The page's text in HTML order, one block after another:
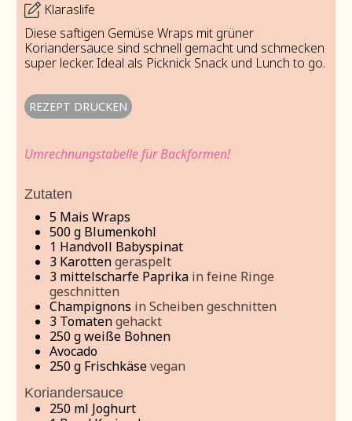
Klaraslife
Diese saftigen Gemüse Wraps mit grüner
Koriandersauce sind schnell gemacht und schmecken
super lecker. Ideal als Picknick Snack und Lunch to go.
REZEPT DRUCKEN
Umrechnungstabelle für Backformen!
Zutaten
5 Mais Wraps
500g Blumenkohl
1 Handvoll Babyspinat
3 Karottengeraspelt
3 mittelscharfe Paprika in feine Ringe
geschnitten
Champignons in Scheiben geschnitten
3 Tomatengehackt
250gweiße Bohnen
Avocado
250g Frischkäsevegan
Koriandersauce
250 ml Joghurt